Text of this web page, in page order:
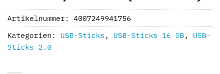
Artikelnummer: 4007249941756
Kategorien: USB-Sticks , USB-Sticks 16 GB , USB-
Sticks 2.0